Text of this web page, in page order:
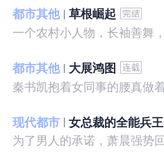
都市其他
草根崛起
都市其他
大展鸿图
现代都市
女总裁的全能兵王